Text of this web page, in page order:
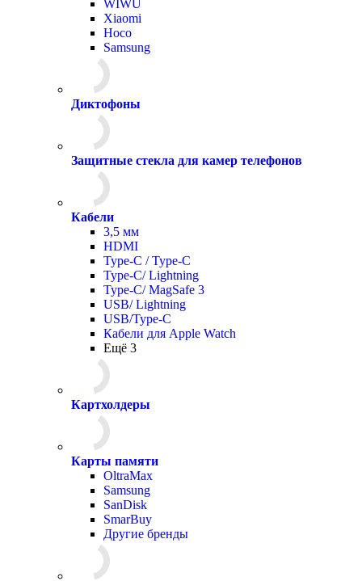
WIWU
Xiaomi
Hoco
Samsung
Диктофоны
Защитные стекла для камер телефонов
Кабели
3,5 мм
HDMI
Type-C / Type-C
Type-C/ Lightning
Type-C/ MagSafe 3
USB/ Lightning
USB/Type-C
Кабели для Apple Watch
Ещё 3
Картхолдеры
Карты памяти
OltraMax
Samsung
SanDisk
SmarBuy
Другие бренды